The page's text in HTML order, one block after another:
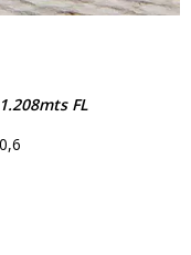
FL